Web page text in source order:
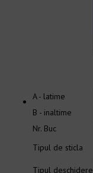
A - latime
B - inaltime
Nr. Buc
Tipul de sticla
Tipul deschidere